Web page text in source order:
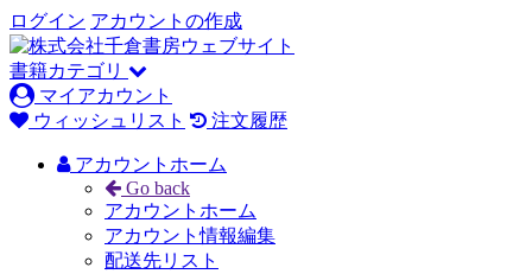
ログイン アカウントの作成
書籍カテゴリ
マイアカウント
ウィッシュリスト
注文履歴
アカウントホーム
Go back
アカウントホーム
アカウント情報編集
配送先リスト